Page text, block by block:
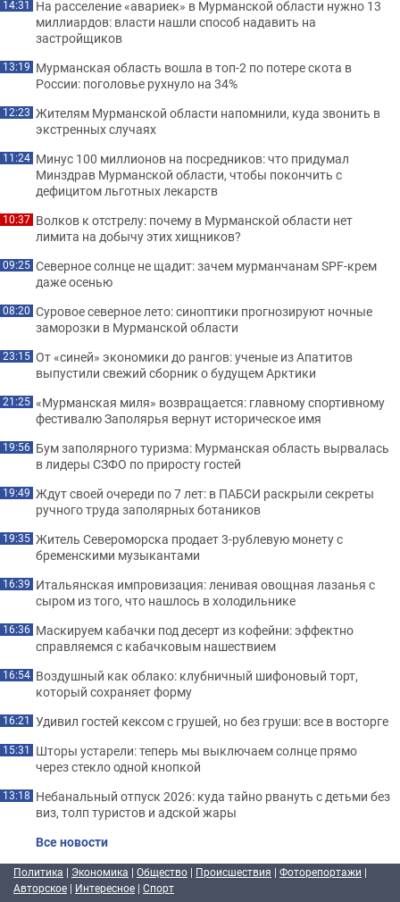
14:31 На расселение «авариек» в Мурманской области нужно 13
миллиардов: власти нашли способ надавить на
застройщиков
13:19 Мурманская область вошла в топ-2 по потере скота в
России: поголовье рухнуло на 34%
12:23 Жителям Мурманской области напомнили, куда звонить в
экстренных случаях
11:24 Минус 100 миллионов на посредников: что придумал
Минздрав Мурманской области, чтобы покончить с
дефицитом льготных лекарств
10:37 Волков к отстрелу: почему в Мурманской области нет
лимита на добычу этих хищников?
09:25 Северное солнце не щадит: зачем мурманчанам SPF-крем
даже осенью
08:20 Суровое северное лето: синоптики прогнозируют ночные
заморозки в Мурманской области
23:15 От «синей» экономики до рангов: ученые из Апатитов
выпустили свежий сборник о будущем Арктики
21:25 «Мурманская миля» возвращается: главному спортивному
фестивалю Заполярья вернут историческое имя
19:56 Бум заполярного туризма: Мурманская область вырвалась
в лидеры СЗФО по приросту гостей
19:49 Ждут своей очереди по 7 лет: в ПАБСИ раскрыли секреты
ручного труда заполярных ботаников
19:35 Житель Североморска продает 3-рублевую монету с
бременскими музыкантами
16:39 Итальянская импровизация: ленивая овощная лазанья с
сыром из того, что нашлось в холодильнике
16:36 Маскируем кабачки под десерт из кофейни: эффектно
справляемся с кабачковым нашествием
16:54 Воздушный как облако: клубничный шифоновый торт,
который сохраняет форму
16:21 Удивил гостей кексом с грушей, но без груши: все в восторге
15:31 Шторы устарели: теперь мы выключаем солнце прямо
через стекло одной кнопкой
13:18 Небанальный отпуск 2026: куда тайно рвануть с детьми без
виз, толп туристов и адской жары
Все новости
Политика | Экономика | Общество | Происшествия | Фоторепортажи |
Авторское | Интересное | Спорт